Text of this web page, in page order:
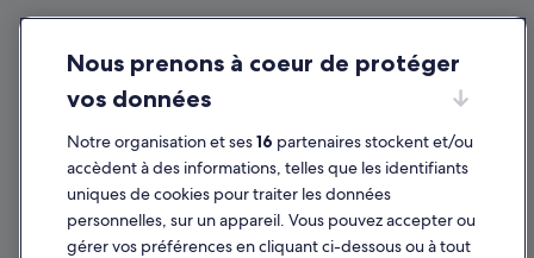
Mentions légales / Nous contacter
Directives de contenu et signalement de contenus
Assistance
Annuler votre vol
Nous prenons à coeur de protéger
vos données
Notre organisation et ses16 partenaires stockent et/ou
accèdent à des informations, telles que les identifiants
uniques de cookies pour traiter les données
personnelles, sur un appareil. Vous pouvez accepter ou
gérer vos préférences en cliquant ci-dessous ou à tout